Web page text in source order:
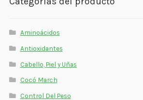
Aminoácidos
Antioxidantes
Cabello, Piel y Uñas
Cocó March
Control Del Peso